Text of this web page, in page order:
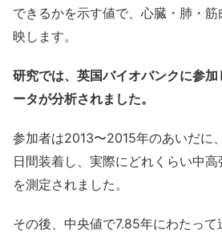
できるかを示す値で、心臓・肺・
映します。
研究では、英国バイオバンクに参
ータが分析されました。
参加者は2013〜2015年のあいだに
日間装着し、実際にどれくらい中
を測定されました。
その後、中央値で7.85年にわたっ